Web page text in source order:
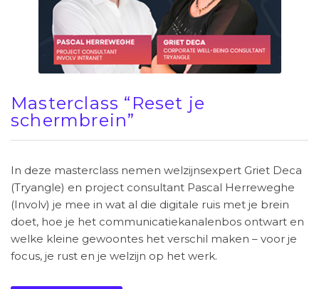
Masterclass “Reset je
schermbrein”
In deze masterclass nemen welzijnsexpert Griet Deca
(Tryangle) en project consultant Pascal Herreweghe
(Involv) je mee in wat al die digitale ruis met je brein
doet, hoe je het communicatiekanalenbos ontwart en
welke kleine gewoontes het verschil maken – voor je
focus, je rust en je welzijn op het werk.